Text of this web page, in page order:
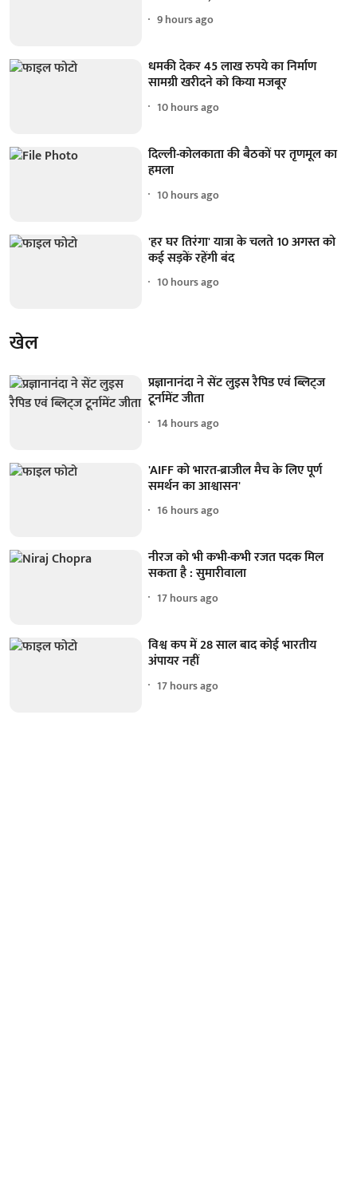
9 hours ago
धमकी देकर 45 लाख रुपये का निर्माण
सामग्री खरीदने को किया मजबूर
10 hours ago
दिल्ली-कोलकाता की बैठकों पर तृणमूल का
हमला
10 hours ago
'हर घर तिरंगा' यात्रा के चलते 10 अगस्त को
कई सड़कें रहेंगी बंद
10 hours ago
खेल
प्रज्ञानानंदा ने सेंट लुइस रैपिड एवं ब्लिट्ज
टूर्नामेंट जीता
14 hours ago
'AIFF को भारत-ब्राजील मैच के लिए पूर्ण
समर्थन का आश्वासन'
16 hours ago
नीरज को भी कभी-कभी रजत पदक मिल
सकता है : सुमारीवाला
17 hours ago
विश्व कप में 28 साल बाद कोई भारतीय
अंपायर नहीं
17 hours ago